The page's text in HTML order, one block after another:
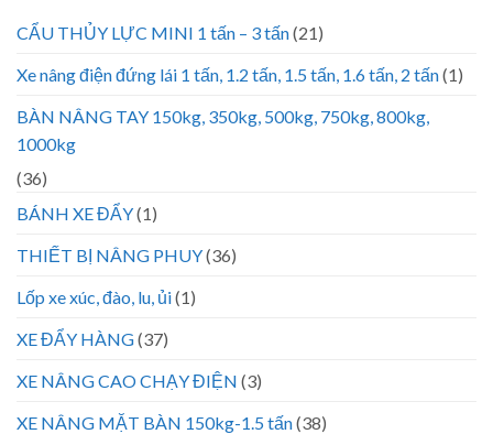
CẨU THỦY LỰC MINI 1 tấn – 3 tấn(21)
Xe nâng điện đứng lái 1 tấn, 1.2 tấn, 1.5 tấn, 1.6 tấn, 2 tấn(1)
BÀN NÂNG TAY 150kg, 350kg, 500kg, 750kg, 800kg,
1000kg
(36)
BÁNH XE ĐẨY(1)
THIẾT BỊ NÂNG PHUY(36)
Lốp xe xúc, đào, lu, ủi(1)
XE ĐẨY HÀNG(37)
XE NÂNG CAO CHẠY ĐIỆN (3)
XE NÂNG MẶT BÀN 150kg-1.5 tấn(38)